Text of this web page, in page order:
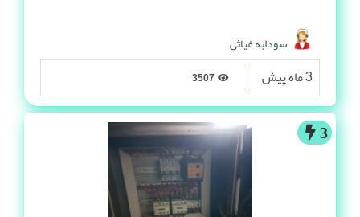
سودابه غیاثی
3 ماه پیش
3